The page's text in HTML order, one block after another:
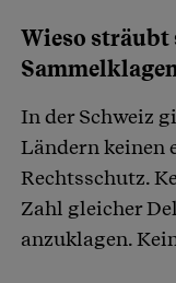
Wieso sträubt
In der Schweiz
Ländern keinen
Rechtsschutz.
Zahl gleicher
anzuklagen.